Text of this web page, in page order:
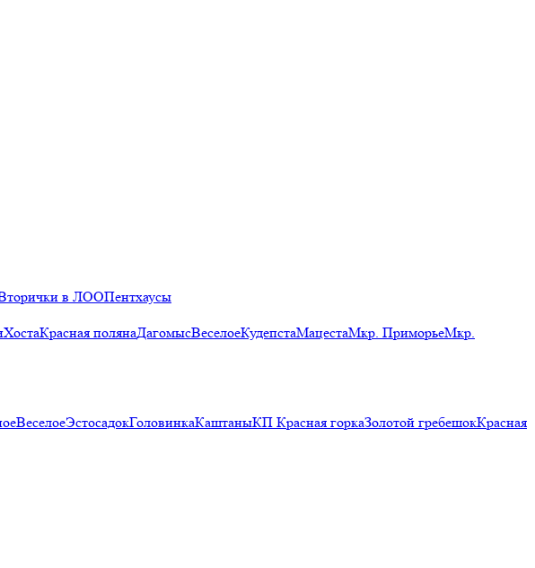
в ЛООПентхаусы
ХостаКрасная полянаДагомысВеселоеКудепстаМацестаМкр. ПриморьеМкр.
ВеселоеЭстосадокГоловинкаКаштаныКП Красная горкаЗолотой гребешокКрасная